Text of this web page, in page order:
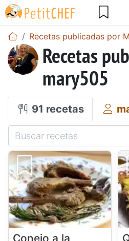
Recetas publicadas por
Recetas
mary505
91 recetas
Conejo a la